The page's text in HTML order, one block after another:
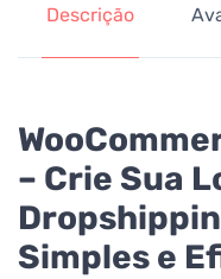
Descrição
– Crie Sua
Simples e